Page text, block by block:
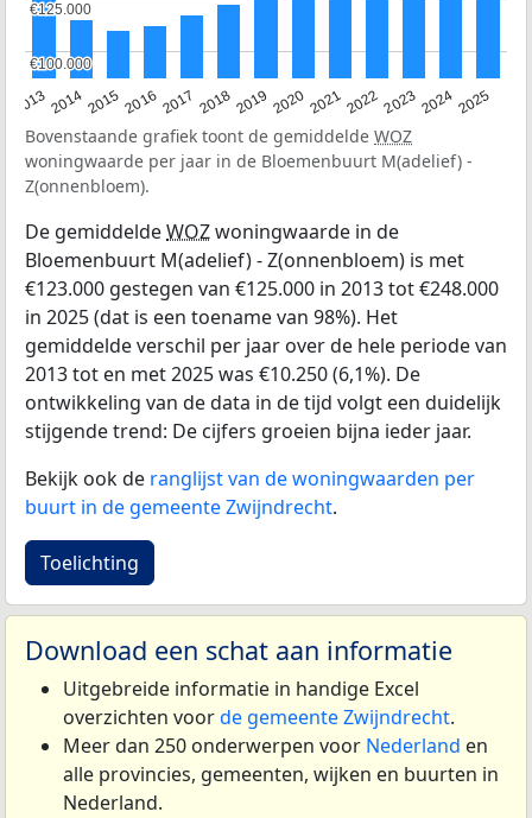
20132014201520162017 20182019 202020212022202320242025
€100.000
€100.000
€125.000
€125.000
Bovenstaande grafiek toont de gemiddelde WOZ
woningwaarde per jaar in de Bloemenbuurt M(adelief) -
Z(onnenbloem).
De gemiddeldeWOZwoningwaarde in de
Bloemenbuurt M(adelief) - Z(onnenbloem) is met
€123.000 gestegen van €125.000 in 2013 tot €248.000
in 2025 (dat is een toename van 98%). Het
gemiddelde verschil per jaar over de hele periode van
2013 tot en met 2025 was €10.250 (6,1%). De
ontwikkeling van de data in de tijd volgt een duidelijk
stijgende trend: De cijfers groeien bijna ieder jaar.
Bekijk ook de ranglijst van de woningwaarden per
buurt in de gemeente Zwijndrecht.
Toelichting
Download een schat aan informatie
Uitgebreide informatie in handige Excel
overzichten voorde gemeente Zwijndrecht.
Meer dan 250 onderwerpen voor Nederland en
alle provincies, gemeenten, wijken en buurten in
Nederland.